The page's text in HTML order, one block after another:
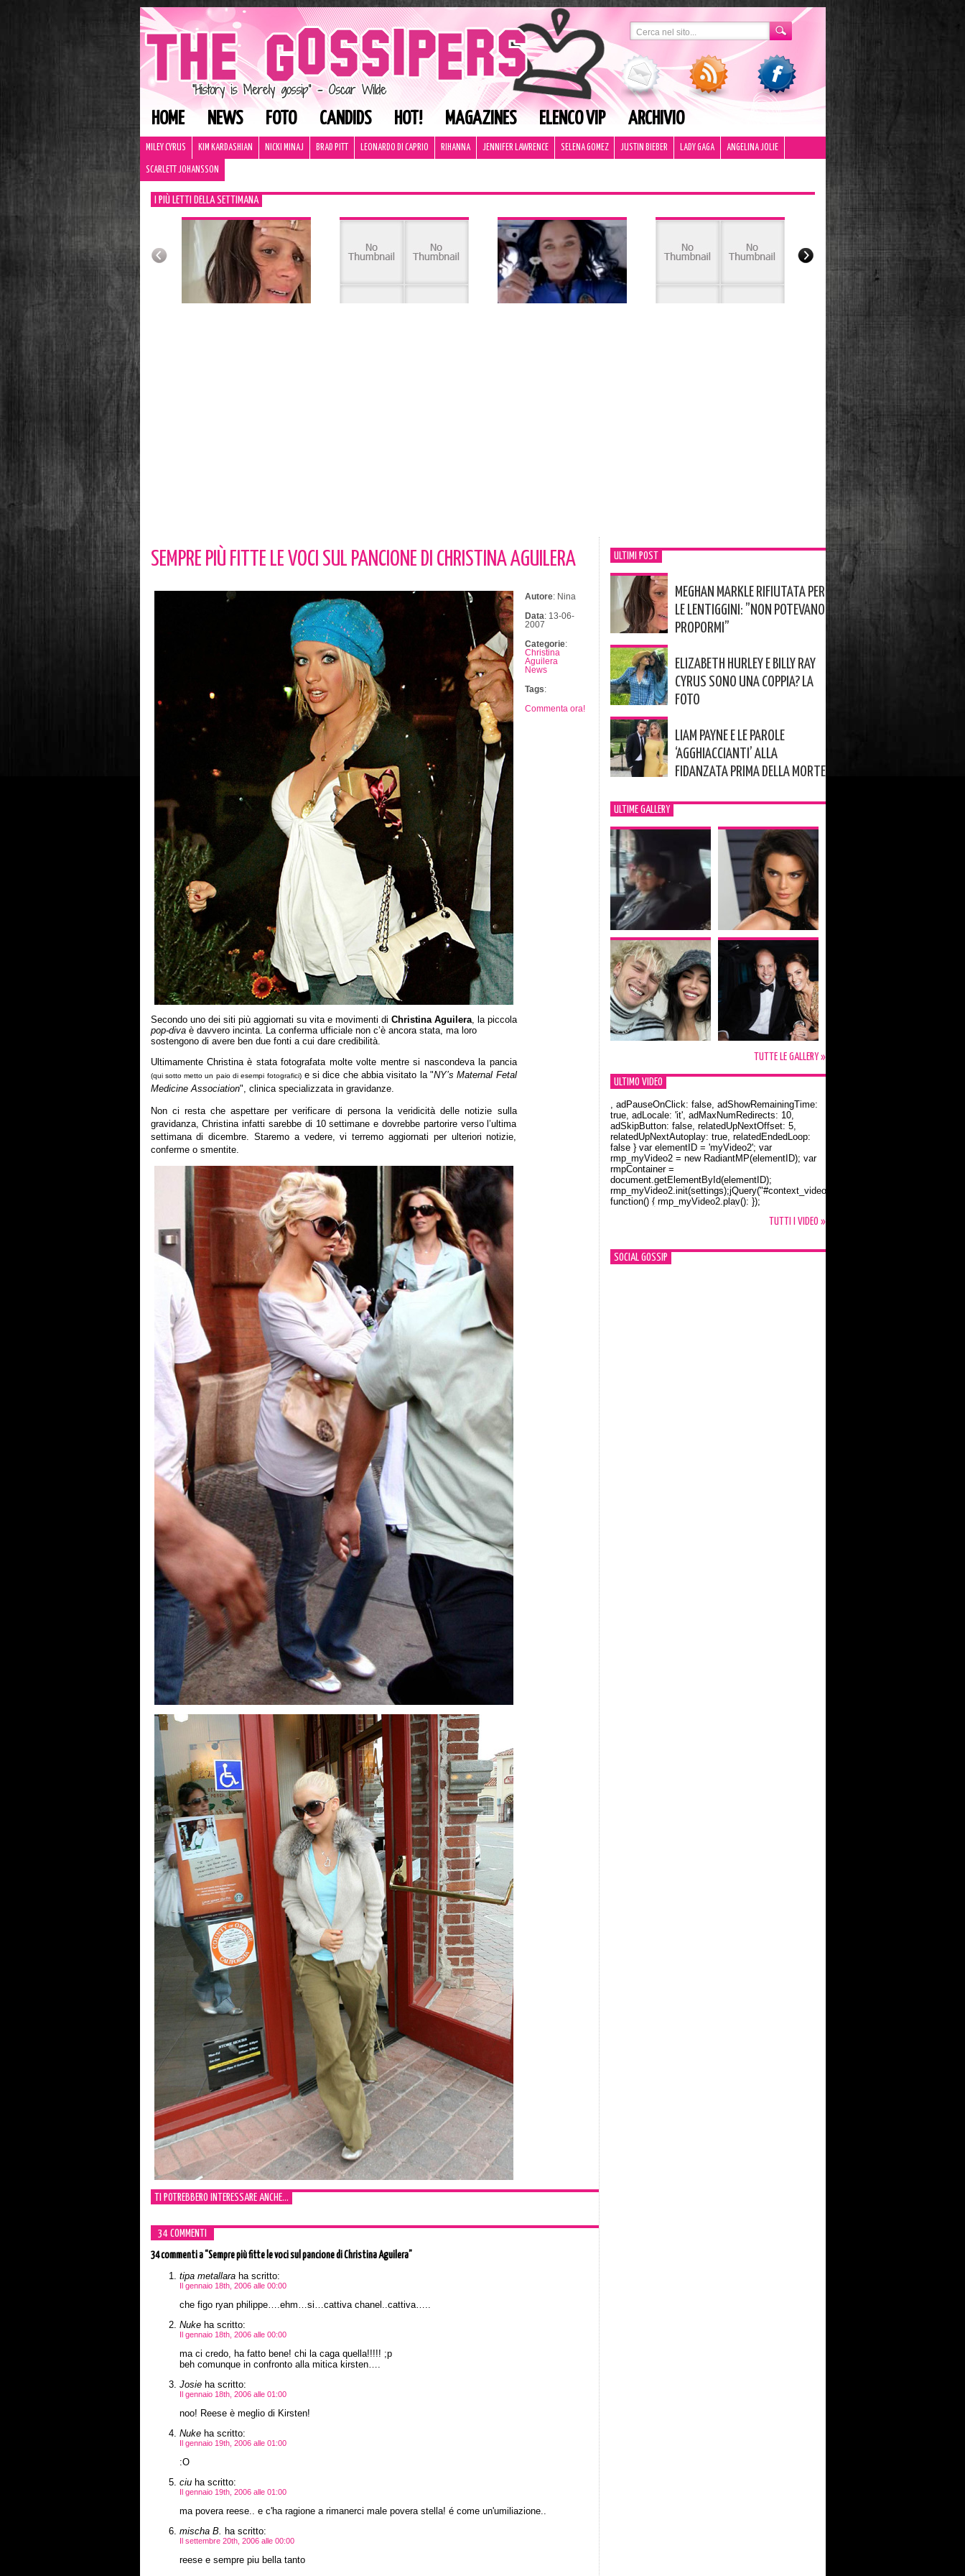
HOME NEWS FOTO CANDIDS HOT! MAGAZINES ELENCO VIP ARCHIVIO
MILEY CYRUS KIM KARDASHIAN NICKI MINAJ BRAD PITT LEONARDO DI CAPRIO RIHANNA JENNIFER LAWRENCE SELENA GOMEZ JUSTIN BIEBER LADY GAGA ANGELINA JOLIE
SCARLETT JOHANSSON
I PIÙ LETTI DELLA SETTIMANA
SEMPRE PIÙ FITTE LE VOCI SUL PANCIONE DI CHRISTINA AGUILERA
Secondo uno dei siti più aggiornati su vita e movimenti di Christina Aguilera, la piccola
pop-divaè davvero incinta. La conferma ufficiale non c’è ancora stata, ma loro
sostengono di avere ben due fonti a cui dare credibilità.
Ultimamente Christina è stata fotografata molte volte mentresi nascondeva la pancia
(qui sotto metto un paio di esempi fotografici)e si dice che abbia visitato la "NY’s Maternal Fetal
Medicine Association", clinica specializzata in gravidanze.
Non ci resta che aspettare per verificare di persona la veridicità delle notizie sulla
gravidanza, Christina infatti sarebbe di 10 settimane e dovrebbe partorire verso l’ultima
settimana di dicembre. Staremo a vedere, vi terremo aggiornati per ulteriori notizie,
conferme o smentite.
Autore: Nina
Data: 13-06-
2007
Categorie:
Christina
Aguilera
News
Tags:
Commenta ora!
TI POTREBBERO INTERESSARE ANCHE...
34 COMMENTI
34 commentia “Sempre più fitte le voci sul pancione di Christina Aguilera”
tipa metallaraha scritto:
Il gennaio 18th, 2006 alle 00:00
che figo ryan philippe….ehm…si…cattiva chanel..cattiva…..
Nukeha scritto:
Il gennaio 18th, 2006 alle 00:00
ma ci credo, ha fatto bene! chi la caga quella!!!!! ;p
beh comunque in confronto alla mitica kirsten….
Josieha scritto:
Il gennaio 18th, 2006 alle 01:00
noo! Reese è meglio di Kirsten!
Nukeha scritto:
Il gennaio 19th, 2006 alle 01:00
:O
ciuha scritto:
Il gennaio 19th, 2006 alle 01:00
ma povera reese.. e c'ha ragione a rimanerci male povera stella! é come un'umiliazione..
mischa B. ha scritto:
Il settembre 20th, 2006 alle 00:00
reese e sempre piu bella tanto
ULTIMI POST
MEGHAN MARKLE RIFIUTATA PER
LE LENTIGGINI: ”NON POTEVANO
PROPORMI”
ELIZABETH HURLEY E BILLY RAY
CYRUS SONO UNA COPPIA? LA
FOTO
LIAM PAYNE E LE PAROLE
‘AGGHIACCIANTI’ ALLA
FIDANZATA PRIMA DELLA MORTE
ULTIME GALLERY
TUTTE LE GALLERY »
ULTIMO VIDEO
Orlando Bloom e la t-shirt dedicata a Flynn
, adPauseOnClick: false, adShowRemainingTime:
true, adLocale: 'it', adMaxNumRedirects: 10,
adSkipButton: false, relatedUpNextOffset: 5,
relatedUpNextAutoplay: true, relatedEndedLoop:
false } var elementID = 'myVideo2'; var
rmp_myVideo2 = new RadiantMP(elementID); var
rmpContainer =
document.getElementById(elementID);
rmp_myVideo2.init(settings);jQuery("#context_video2").one("mouseover",
function() { rmp_myVideo2.play(); });
TUTTI I VIDEO »
SOCIAL GOSSIP